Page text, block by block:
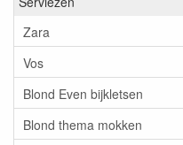
Zara
Vos
Blond Even bijkletsen
Blond thema mokken